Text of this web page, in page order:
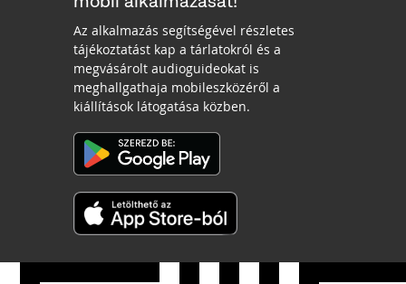
Az alkalmazás segítségével részletes
tájékoztatást kap a tárlatokról és a
megvásárolt audioguideokat is
meghallgathaja mobileszközéről a
kiállítások látogatása közben.